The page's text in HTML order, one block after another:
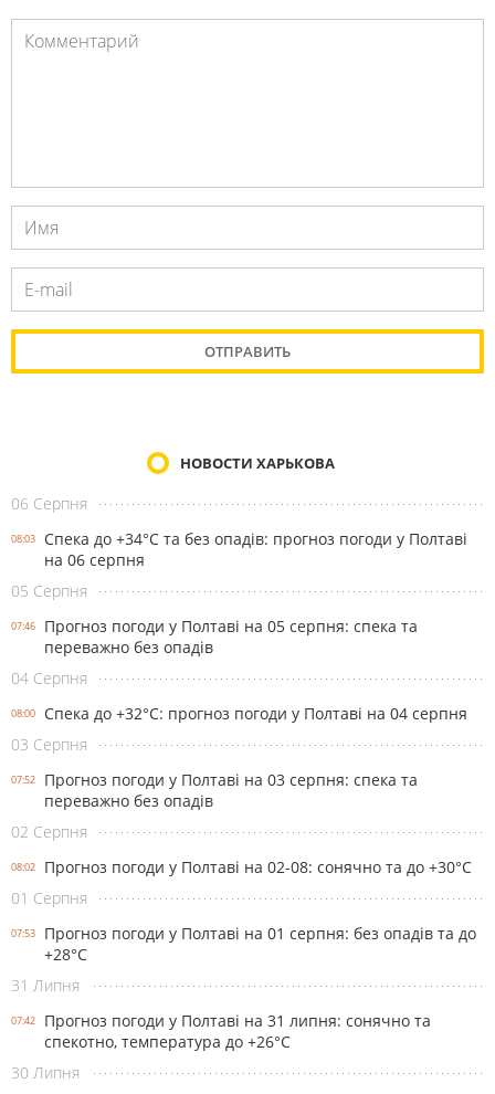
НОВОСТИ ХАРЬКОВА
06 Серпня
08:03
Спека до +34°С та без опадів: прогноз погоди у Полтаві
на 06 серпня
05 Серпня
07:46
Прогноз погоди у Полтаві на 05 серпня: спека та
переважно без опадів
04 Серпня
08:00
Спека до +32°С: прогноз погоди у Полтаві на 04 серпня
03 Серпня
07:52
Прогноз погоди у Полтаві на 03 серпня: спека та
переважно без опадів
02 Серпня
08:02
Прогноз погоди у Полтаві на 02-08: сонячно та до +30°С
01 Серпня
07:53
Прогноз погоди у Полтаві на 01 серпня: без опадів та до
+28°С
31 Липня
07:42
Прогноз погоди у Полтаві на 31 липня: сонячно та
спекотно, температура до +26°С
30 Липня